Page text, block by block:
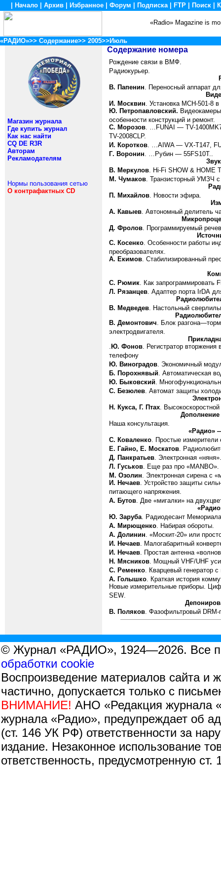
Начало Архив Избранное Форум Подписка| FTP Поиск
«Radio» Magazine is
«РАДИО»>> Содержание>> 2005>>Июль
Магазин журнала
Где купить журнал
Как нас найти
CQ DE R3R
Авторам
Рекламодателям
Нормы пользования сетью
О контрафактных CD
Содержание номера
Рождение связи в ВМФ.
Радиокурьер.
В. Папенин. Переносный аппарат
И. Москвин. Установка МСН-501-8
Ю. Петропавловский.
особенности конструкций и ремонт.
С. Морозов. … FUNAI — TV-
TV-2008CLP.
И. Коротков. …AIWA — VX-T147,
Г. Воронин. … Рубин — 55FS10T..
В. Меркулов. Hi-Fi SHOW & HOME
М. Чумаков. Транзисторный УМЗЧ
П. Михайлов. Новости эфира.
А. Кавыев. Автономный делитель
Д. Фролов. Программируемый
С. Косенко. Особенности работы
преобразователях.
А. Екимов. Стабилизированный
С. Рюмик. Как запрограммировать
Л. Рязанцев. Адаптер порта IrDA
В. Медведев. Настольный
В. Демонтович. Блок
электродвигателя.
. Ю. Фонов. Регистратор
телефону
Ю. Виноградов. Экономичный
Б. Порохнявый. Автоматическая
Ю. Быковский.
С. Безюлев. Автомат защиты
Н. Кукса, Г. Птах.
Дополнение
Наша консультация.
«Радио»
С. Коваленко. Простые измерители
Е. Гайно, Е. Москатов.
Д. Панкратьев. Электронная «няня».
Л. Гуськов. Еще раз про «MANBO».
М. Озолин. Электронная сирена с
И. Нечаев. Устройство защиты
питающего напряжения.
А. Бутов. Две «мигалки» на
Ю. Заруба. Радиодесант
А. Мирющенко. Набирая обороты.
А. Долинин. «Москит-20» или
И. Нечаев. Малогабаритный
И. Нечаев. Простая антенна
Н. Мясников. Мощный VHF/UHF
С. Ременко. Кварцевый генератор
А. Голышко. Краткая история
Новые измерительные приборы.
SEW.
В. Поляков. Фазофильтровый DRM-
© Журнал «РАДИО», 1924—2026. Все
обработки cookie
Воспроизведение материалов сайта
частично, допускается только с
ВНИМАНИЕ! АНО «Редакция журнала
журнала «Радио», предупреждает об
(ст. 146 УК РФ) ответственности за
издание. Незаконное использование
ответственность, предусмотренную